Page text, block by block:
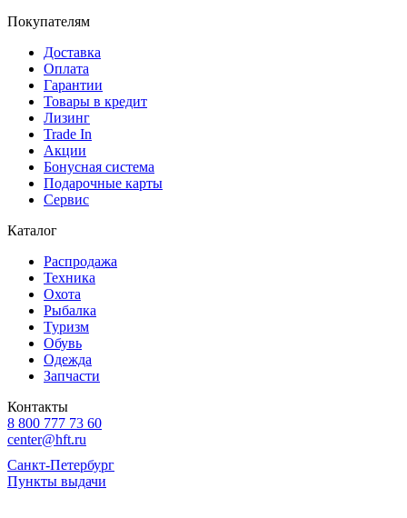
Покупателям
Доставка
Оплата
Гарантии
Товары в кредит
Лизинг
Trade In
Акции
Бонусная система
Подарочные карты
Сервис
Каталог
Распродажа
Техника
Охота
Рыбалка
Туризм
Обувь
Одежда
Запчасти
Контакты
8 800 777 73 60
center@hft.ru
Санкт-Петербург
Пункты выдачи